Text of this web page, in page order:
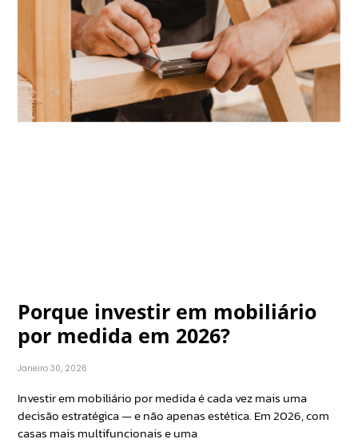
Porque investir em mobiliário
por medida em 2026?
Janeiro 30, 2026
Investir em mobiliário por medida é cada vez mais uma
decisão estratégica — e não apenas estética. Em 2026, com
casas mais multifuncionais e uma